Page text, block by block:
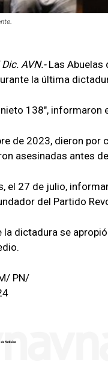
AVN.-Las Abuelas
la última
138", informaron
de 2023, dieron por
asesinadas antes
el 27 de julio,
del Partido
la dictadura se
PN/